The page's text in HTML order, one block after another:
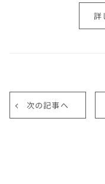
詳
次の記事へ